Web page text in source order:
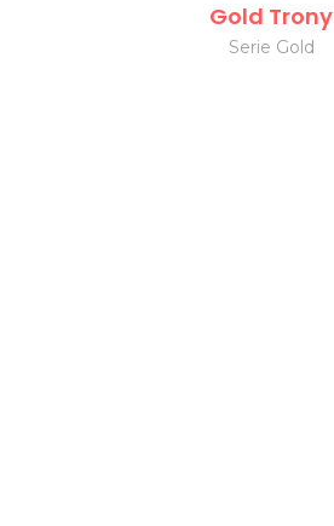
Gold Trony
Serie Gold